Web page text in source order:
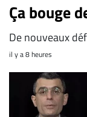
Ça bouge
De nouveaux
il y a 8 heures